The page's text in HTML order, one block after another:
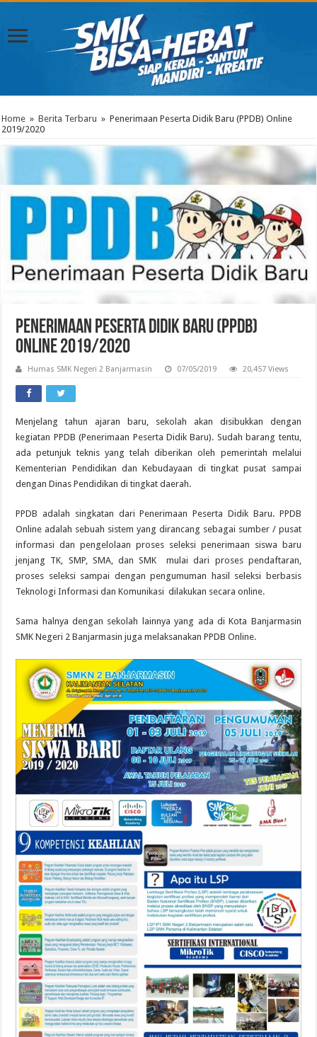
Home » Berita Terbaru » Penerimaan Peserta Didik Baru (PPDB) Online
2019/2020
Penerimaan Peserta Didik Baru (PPDB)
Online 2019/2020
Humas SMK Negeri 2 Banjarmasin 07/05/2019 20,457 Views
Menjelang tahun ajaran baru, sekolah akan disibukkan dengan
kegiatan PPDB (Penerimaan Peserta Didik Baru). Sudah barang tentu,
ada petunjuk teknis yang telah diberikan oleh pemerintah melalui
Kementerian Pendidikan dan Kebudayaan di tingkat pusat sampai
dengan Dinas Pendidikan di tingkat daerah.
PPDB adalah singkatan dari Penerimaan Peserta Didik Baru. PPDB
Online adalah sebuah sistem yang dirancang sebagai sumber / pusat
informasi dan pengelolaan proses seleksi penerimaan siswa baru
jenjang TK, SMP, SMA, dan SMK mulai dari proses pendaftaran,
proses seleksi sampai dengan pengumuman hasil seleksi berbasis
Teknologi Informasi dan Komunikasi dilakukan secara online.
Sama halnya dengan sekolah lainnya yang ada di Kota Banjarmasin
SMK Negeri 2 Banjarmasin juga melaksanakan PPDB Online.